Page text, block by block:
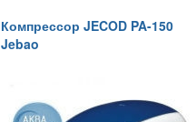
Компрессор JECOD PA-150
Jebao